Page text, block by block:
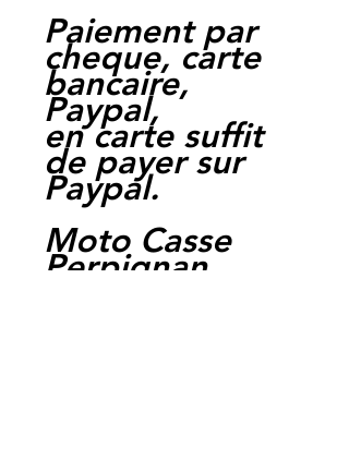
Paiement par
cheque, carte
bancaire,
Paypal,
en carte suffit
de payer sur
Paypal.
Moto Casse
Perpignan